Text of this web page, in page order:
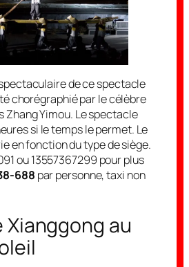
de ce spectacle
chorégraphié par le célèbre
Zhang Yimou. Le spectacle
si le temps le permet. Le
en fonction du type de siège.
ou 13557367299 pour plus
688 par personne, taxi non
Xianggong au